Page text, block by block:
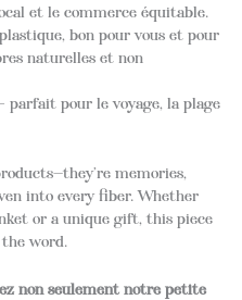
et le commerce équitable.
bon pour vous et pour
naturelles et non
parfait pour le voyage, la plage
memories,
into every fiber. Whether
or a unique gift, this piece
word.
non seulement notre petite